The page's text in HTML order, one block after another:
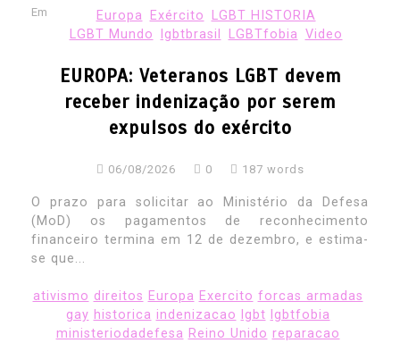
Em Europa Exército
LGBT HISTORIA
LGBT Mundo
lgbtbrasil LGBTfobia Video
EUROPA: Veteranos LGBT devem
receber indenização por serem
expulsos do exército
06/08/2026 0 187 words
O prazo para solicitar ao Ministério da Defesa
(MoD) os pagamentos de reconhecimento
financeiro termina em 12 de dezembro, e estima-
se que...
ativismo direitos Europa Exercito forcas armadas
gay historica indenizacao lgbt
lgbtfobia
ministeriodadefesa Reino Unido reparacao